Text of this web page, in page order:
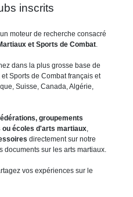
inscrits
moteur de recherche consacré
et Sports de Combat.
dans la plus grosse base de
Sports de Combat français et
Suisse, Canada, Algérie,
groupements
écoles d'arts martiaux,
directement sur notre
documents sur les arts martiaux.
vos expériences sur le